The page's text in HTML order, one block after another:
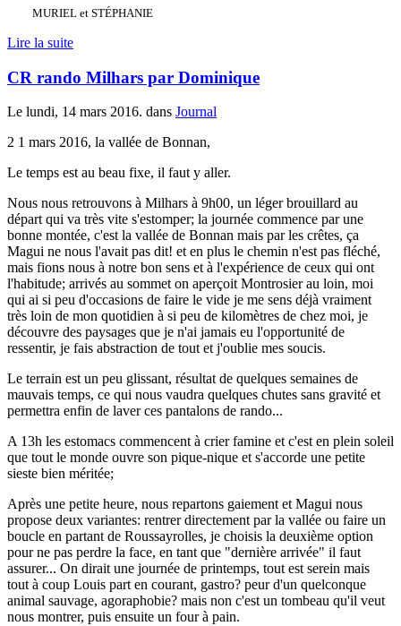
MURIEL et STÉPHANIE
Lire la suite
CR rando Milhars par Dominique
Le lundi, 14 mars 2016. dans Journal
2 1 mars 2016, la vallée de Bonnan,
Le temps est au beau fixe, il faut y aller.
Nous nous retrouvons à Milhars à 9h00, un léger brouillard au
départ qui va très vite s'estomper; la journée commence par une
bonne montée, c'est la vallée de Bonnan mais par les crêtes, ça
Magui ne nous l'avait pas dit! et en plus le chemin n'est pas fléché,
mais fions nous à notre bon sens et à l'expérience de ceux qui ont
l'habitude; arrivés au sommet on aperçoit Montrosier au loin, moi
qui ai si peu d'occasions de faire le vide je me sens déjà vraiment
très loin de mon quotidien à si peu de kilomètres de chez moi, je
découvre des paysages que je n'ai jamais eu l'opportunité de
ressentir, je fais abstraction de tout et j'oublie mes soucis.
Le terrain est un peu glissant, résultat de quelques semaines de
mauvais temps, ce qui nous vaudra quelques chutes sans gravité et
permettra enfin de laver ces pantalons de rando...
A 13h les estomacs commencent à crier famine et c'est en plein soleil
que tout le monde ouvre son pique-nique et s'accorde une petite
sieste bien méritée;
Après une petite heure, nous repartons gaiement et Magui nous
propose deux variantes: rentrer directement par la vallée ou faire un
boucle en partant de Roussayrolles, je choisis la deuxième option
pour ne pas perdre la face, en tant que "dernière arrivée" il faut
assurer... On dirait une journée de printemps, tout est serein mais
tout à coup Louis part en courant, gastro? peur d'un quelconque
animal sauvage, agoraphobie? mais non c'est un tombeau qu'il veut
nous montrer, puis ensuite un four à pain.